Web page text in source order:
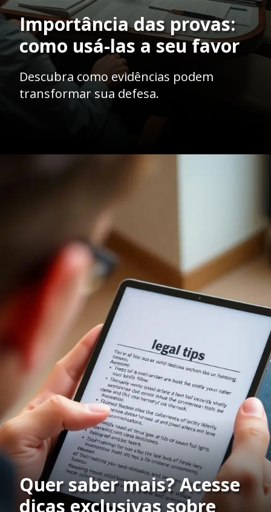
Importância das provas:
como usá-las a seu favor
Descubra como evidências podem
transformar sua defesa.
Quer saber mais? Acesse
dicas exclusivas sobre